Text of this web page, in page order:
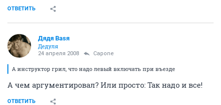
ОТВЕТИТЬ
Дядя Ваsя
Дедуля
24 апреля 2008 Capone
А инструктор грил, что надо левый включать при въезде
А чем аргументировал? Или просто: Так надо и все!
ОТВЕТИТЬ